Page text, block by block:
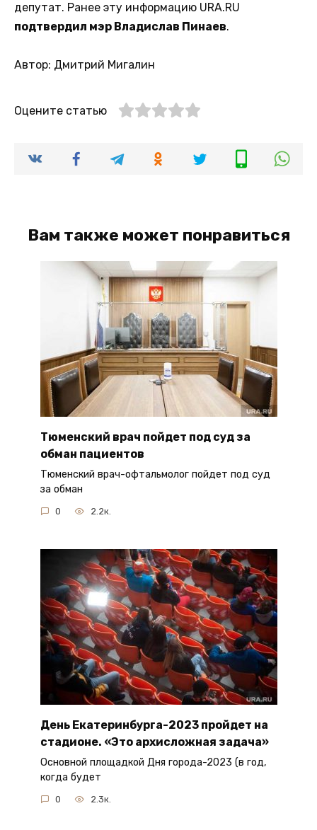
депутат. Ранее эту информацию URA.RU
подтвердил мэр Владислав Пинаев.
Автор: Дмитрий Мигалин
Оцените статью
Вам также может понравиться
Тюменский врач пойдет под суд за
обман пациентов
Тюменский врач-офтальмолог пойдет под суд
за обман
0 2.2к.
День Екатеринбурга-2023 пройдет на
стадионе. «Это архисложная задача»
Основной площадкой Дня города-2023 (в год,
когда будет
0 2.3к.